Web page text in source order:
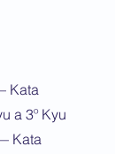
Kata
a 3º Kyu
Kata